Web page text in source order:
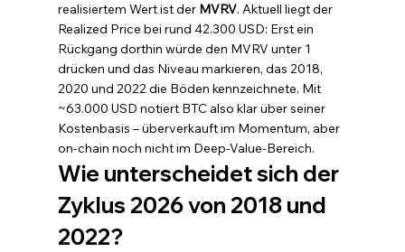
realisiertem Wert ist der MVRV. Aktuell liegt der
Realized Price bei rund 42.300 USD: Erst ein
Rückgang dorthin würde den MVRV unter 1
drücken und das Niveau markieren, das 2018,
2020 und 2022 die Böden kennzeichnete. Mit
~63.000 USD notiert BTC also klar über seiner
Kostenbasis – überverkauft im Momentum, aber
on-chain noch nicht im Deep-Value-Bereich.
Wie unterscheidet sich der
Zyklus 2026 von 2018 und
2022?